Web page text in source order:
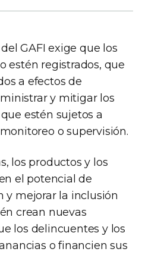
GAFI exige que los
estén registrados, que
a efectos de
y mitigar los
estén sujetos a
o supervisión.
los productos y los
el potencial de
y mejorar la inclusión
crean nuevas
los delincuentes y los
o financien sus